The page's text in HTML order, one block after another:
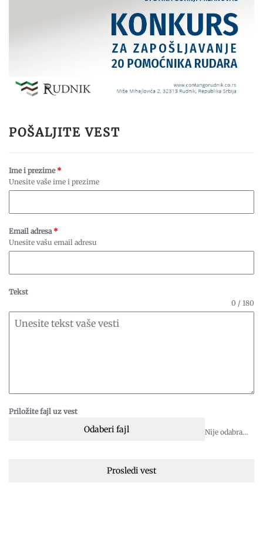
POŠALJITE VEST
Ime i prezime *
Unesite vaše ime i prezime
Email adresa *
Unesite vašu email adresu
Tekst
0 / 180
Priložite fajl uz vest
Odaberi fajl Nije odabran fajl
Prosledi vest